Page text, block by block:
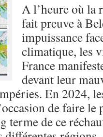
A l’heure où la
fait preuve à
impuissance
climatique, les
France
devant leur
En 2024,
de faire
terme de ce